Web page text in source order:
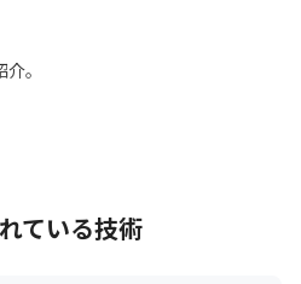
切にしています。
。
ている技術